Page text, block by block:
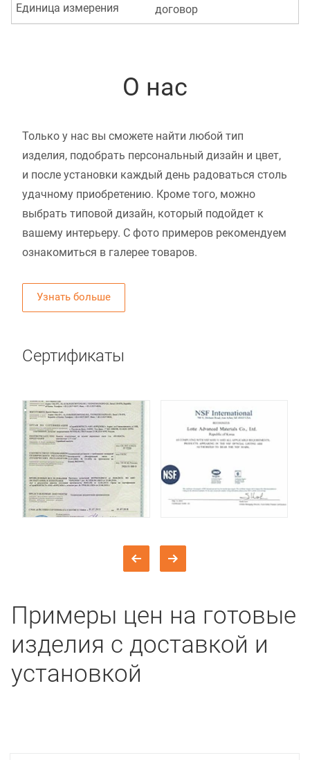
договор
Единица измерения
О нас
Только у нас вы сможете найти любой тип
изделия, подобрать персональный дизайн и цвет,
и после установки каждый день радоваться столь
удачному приобретению. Кроме того, можно
выбрать типовой дизайн, который подойдет к
вашему интерьеру. С фото примеров рекомендуем
ознакомиться в галерее товаров.
Узнать больше
Сертификаты
Примеры цен на готовые
изделия с доставкой и
установкой